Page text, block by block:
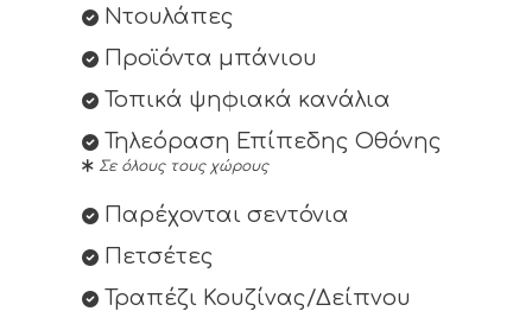
Ντουλάπες
Προϊόντα μπάνιου
Τοπικά ψηφιακά κανάλια
Τηλεόραση Επίπεδης Οθόνης
Σε όλους τους χώρους
Παρέχονται σεντόνια
Πετσέτες
Τραπέζι Κουζίνας/Δείπνου